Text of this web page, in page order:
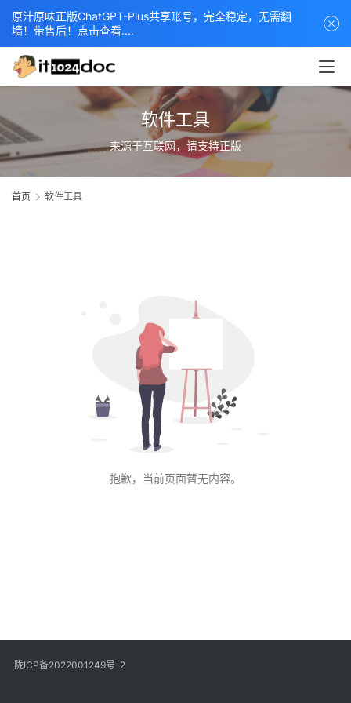
软件工具
来源于互联网，请支持正版
首页 软件工具
抱歉，当前页面暂无内容。
陇ICP备2022001249号-2
原汁原味正版ChatGPT-Plus共享账号，完全稳定，无需翻
墙！带售后！点击查看....